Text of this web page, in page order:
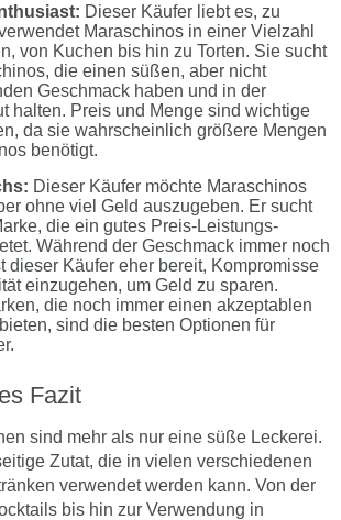
Dieser Käufer liebt es, zu
Maraschinos in einer Vielzahl
von Kuchen bis hin zu Torten. Sie sucht
die einen süßen, aber nicht
Geschmack haben und in der
halten. Preis und Menge sind wichtige
da sie wahrscheinlich größere Mengen
benötigt.
Dieser Käufer möchte Maraschinos
ohne viel Geld auszugeben. Er sucht
die ein gutes Preis-Leistungs-
Während der Geschmack immer noch
dieser Käufer eher bereit, Kompromisse
einzugehen, um Geld zu sparen.
die noch immer einen akzeptablen
sind die besten Optionen für
Fazit
sind mehr als nur eine süße Leckerei.
Zutat, die in vielen verschiedenen
verwendet werden kann. Von der
bis hin zur Verwendung in